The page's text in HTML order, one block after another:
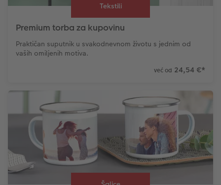
Tekstili
Premium torba za kupovinu
Praktičan suputnik u svakodnevnom životu s jednim od
vaših omiljenih motiva.
već od 24,54 €*